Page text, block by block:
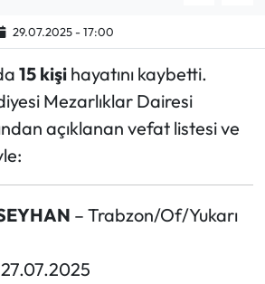
29.07.2025 - 17:00
15 kişihayatını kaybetti.
Mezarlıklar Dairesi
açıklanan vefat listesi ve
– Trabzon/Of/Yukarı